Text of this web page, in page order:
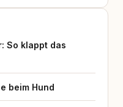
So klappt das
beim Hund